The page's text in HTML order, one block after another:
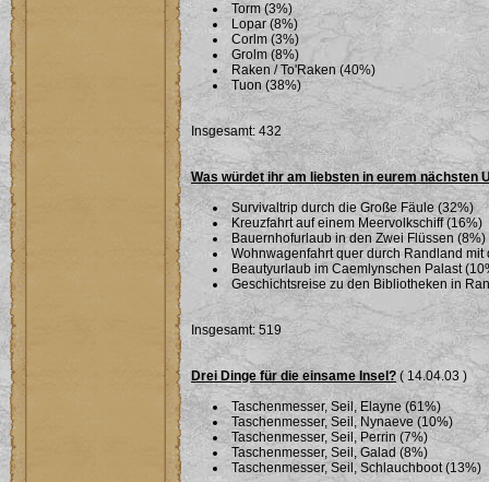
Torm (3%)
Lopar (8%)
Corlm (3%)
Grolm (8%)
Raken / To'Raken (40%)
Tuon (38%)
Insgesamt: 432
Was würdet ihr am liebsten in eurem nächsten
Survivaltrip durch die Große Fäule (32%)
Kreuzfahrt auf einem Meervolkschiff (16%)
Bauernhofurlaub in den Zwei Flüssen (8%)
Wohnwagenfahrt quer durch Randland mit
Beautyurlaub im Caemlynschen Palast
Geschichtsreise zu den Bibliotheken in
Insgesamt: 519
Drei Dinge für die einsame Insel?( 14.04.03 )
Taschenmesser, Seil, Elayne (61%)
Taschenmesser, Seil, Nynaeve (10%)
Taschenmesser, Seil, Perrin (7%)
Taschenmesser, Seil, Galad (8%)
Taschenmesser, Seil, Schlauchboot (13%)